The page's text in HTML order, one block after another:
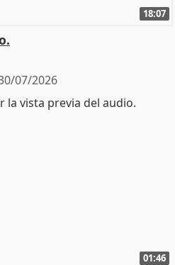
18:07
07/2026
01:46